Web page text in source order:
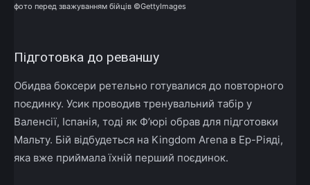
фото перед зважуванням бійців ©GettyImages
Підготовка до реваншу
Обидва боксери ретельно готувалися до повторного
поєдинку. Усик проводив тренувальний табір у
Валенсії, Іспанія, тоді як Ф’юрі обрав для підготовки
Мальту. Бій відбудеться на Kingdom Arena в Ер-Ріяді,
яка вже приймала їхній перший поєдинок.